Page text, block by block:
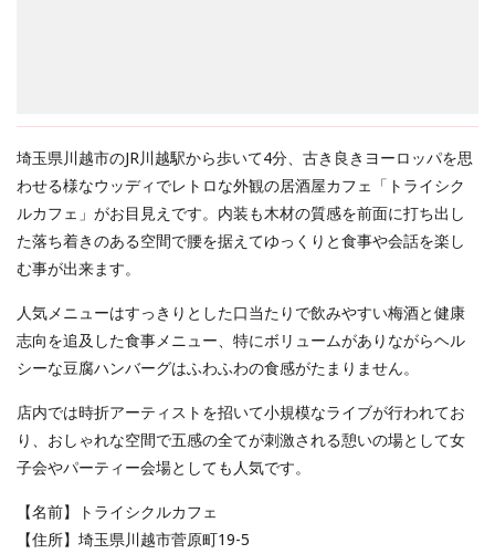
埼玉県川越市のJR川越駅から歩いて4分、古き良きヨーロッパを思
わせる様なウッディでレトロな外観の居酒屋カフェ「トライシク
ルカフェ」がお目見えです。内装も木材の質感を前面に打ち出し
た落ち着きのある空間で腰を据えてゆっくりと食事や会話を楽し
む事が出来ます。
人気メニューはすっきりとした口当たりで飲みやすい梅酒と健康
志向を追及した食事メニュー、特にボリュームがありながらヘル
シーな豆腐ハンバーグはふわふわの食感がたまりません。
店内では時折アーティストを招いて小規模なライブが行われてお
り、おしゃれな空間で五感の全てが刺激される憩いの場として女
子会やパーティー会場としても人気です。
【名前】トライシクルカフェ
【住所】埼玉県川越市菅原町19-5